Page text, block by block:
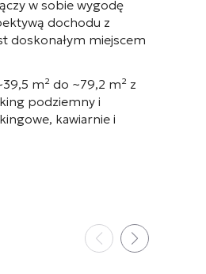
w sobie wygodę
dochodu z
doskonałym miejscem
m² do ~79,2 m² z
podziemny i
kawiarnie i